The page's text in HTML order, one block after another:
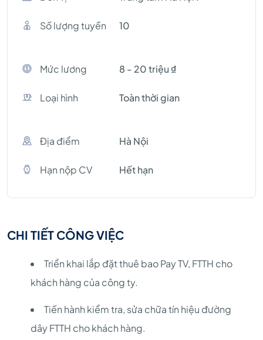
Số lượng tuyền 10
Mức lương 8 - 20 triệu ₫
Loại hình Toàn thời gian
Địa điểm Hà Nội
Hạn nộp CV Hết hạn
CHI TIẾT CÔNG VIỆC
Triển khai lắp đặt thuê bao Pay TV, FTTH cho
khách hàng của công ty.
Tiến hành kiểm tra, sửa chữa tín hiệu đường
dây FTTH cho khách hàng.